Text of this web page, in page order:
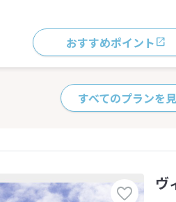
おすすめポイント
すべてのプランを
ヴ